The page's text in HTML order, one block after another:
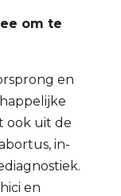
om te
en
ook uit de
in-
en